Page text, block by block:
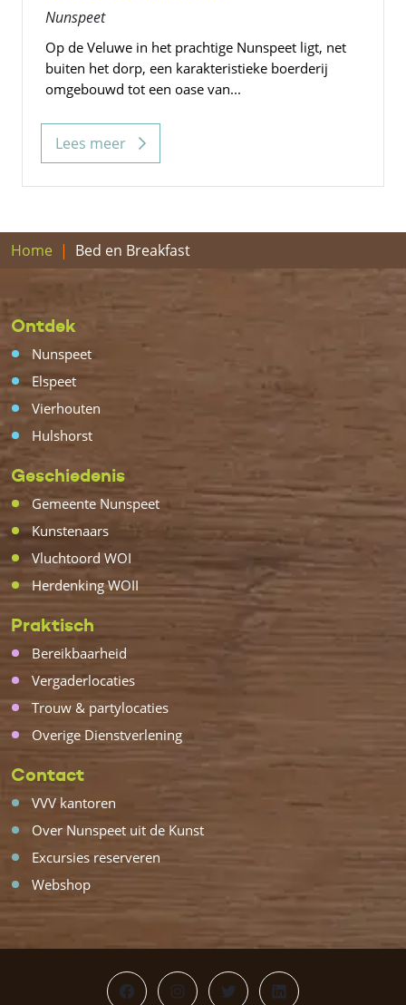
Nunspeet
Op de Veluwe in het prachtige Nunspeet ligt, net
buiten het dorp, een karakteristieke boerderij
omgebouwd tot een oase van...
Lees meer
Home Bed en Breakfast
Ontdek
Nunspeet
Elspeet
Vierhouten
Hulshorst
Geschiedenis
Gemeente Nunspeet
Kunstenaars
Vluchtoord WOI
Herdenking WOII
Praktisch
Bereikbaarheid
Vergaderlocaties
Trouw & partylocaties
Overige Dienstverlening
Contact
VVV kantoren
Over Nunspeet uit de Kunst
Excursies reserveren
Webshop
FacebookInstagram
TwitterLinkedIn